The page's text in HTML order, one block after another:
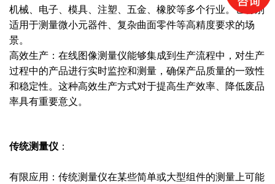
机械、电子、模具、注塑、五金、橡胶等多个行业。它特别
适用于测量微小元器件、复杂曲面零件等高精度要求的场
景。
高效生产：在线图像测量仪能够集成到生产流程中，对生产
过程中的产品进行实时监控和测量，确保产品质量的一致性
和稳定性。这种高效生产方式对于提高生产效率、降低废品
率具有重要意义。
传统测量仪 ：
有限应用：传统测量仪在某些简单或大型组件的测量上可能